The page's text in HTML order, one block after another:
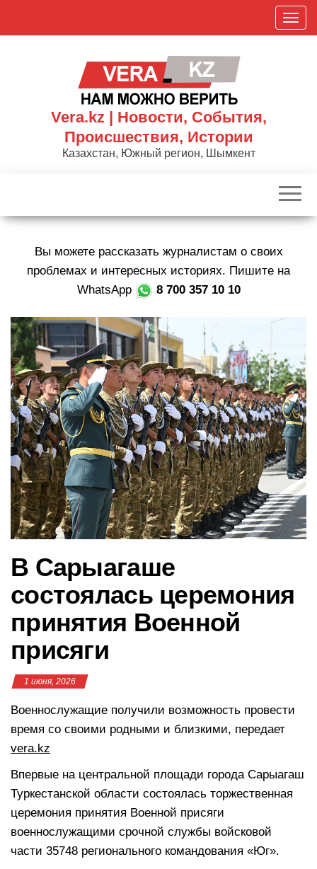
П
о
к
р
а
ц
и
ю
Vera.kz | Новости, События,
Происшествия, Истории
Казахстан, Южный регион, Шымкент
Вы можете рассказать журналистам о своих
проблемах и интересных историях. Пишите на
WhatsApp
8 700 357 10 10
В Сарыагаше
состоялась церемония
принятия Военной
присяги
1 июня, 2026
Военнослужащие получили возможность провести
время со своими родными и близкими, передает
vera.kz
Впервые на центральной площади города Сарыагаш
Туркестанской области состоялась торжественная
церемония принятия Военной присяги
военнослужащими срочной службы войсковой
части 35748 регионального командования «Юг».